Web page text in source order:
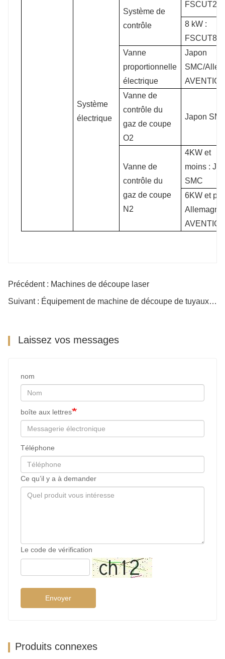
Système
électrique
Système de
contrôle
8 kW :
Vanne
proportionnelle
électrique
Japon
SMC/
AVENTICS
Vanne de
contrôle du
gaz de coupe
O2
Japon
Vanne de
contrôle du
gaz de coupe
N2
4KW et
moins :
SMC
6KW et
Allemagne
AVENTICS
Précédent : Machines de découpe laser
Suivant : Équipement de machine de découpe de tuyaux au laser
Laissez vos messages
nom
boîte aux lettres
Téléphone
Ce qu’il y a à demander
Le code de vérification
Envoyer
Produits connexes